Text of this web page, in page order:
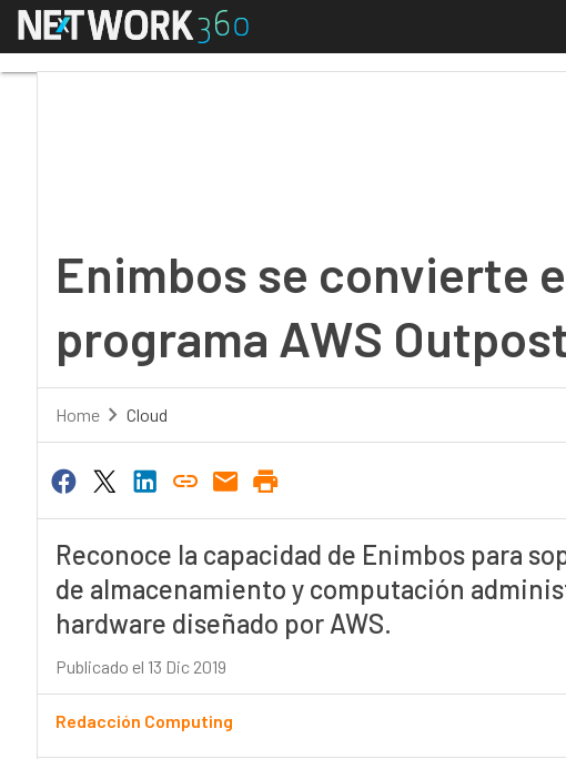
Menú
Enimbos se convierte
programa AWS
Home Cloud
Reconoce la capacidad de Enimbos para
de almacenamiento y computación
hardware diseñado por AWS.
Publicado el 13 Dic 2019
Redacción Computing